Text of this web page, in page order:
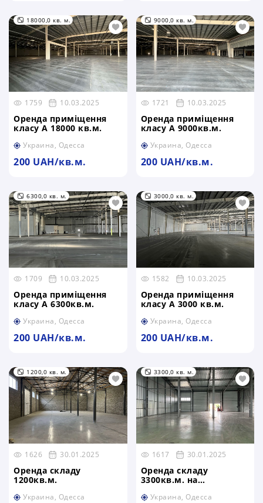
18000,0 кв. м.
1759 10.03.2025
Оренда приміщення
класу А 18000 кв.м.
Украина, Одесса
200 UAH/кв.м.
9000,0 кв. м.
1721 10.03.2025
Оренда приміщення
класу А 9000кв.м.
Украина, Одесса
200 UAH/кв.м.
6300,0 кв. м.
1709 10.03.2025
Оренда приміщення
класу А 6300кв.м.
Украина, Одесса
200 UAH/кв.м.
3000,0 кв. м.
1582 10.03.2025
Оренда приміщення
класу А 3000 кв.м.
Украина, Одесса
200 UAH/кв.м.
1200,0 кв. м.
1626 30.01.2025
Оренда складу
1200кв.м.
Украина, Одесса
3300,0 кв. м.
1617 30.01.2025
Оренда складу
3300кв.м. на
Украина, Одесса